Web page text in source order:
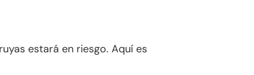
estará en riesgo. Aquí es